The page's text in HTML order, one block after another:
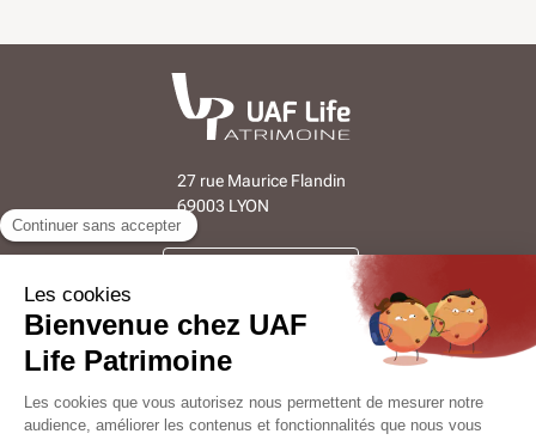
27 rue Maurice Flandin
69003 LYON
Suivez-nous sur LinkedIn
Découvrir UAF Life Patrimoine
Qui sommes-nous ?